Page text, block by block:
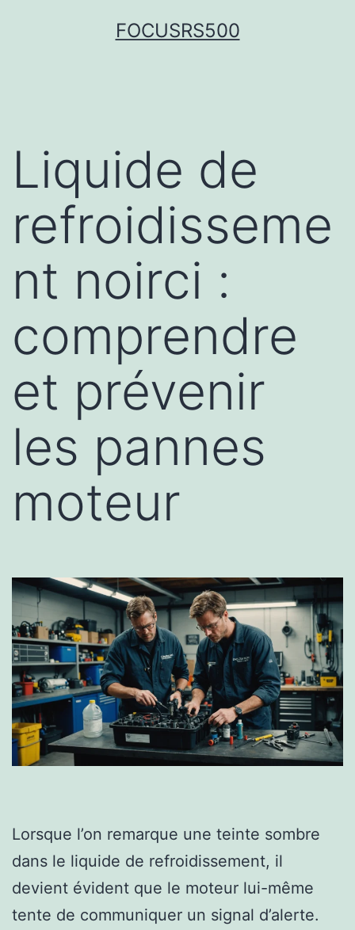
FOCUSRS500
Liquide de
refroidisseme
nt noirci :
comprendre
et prévenir
les pannes
moteur
Lorsque l’on remarque une teinte sombre
dans le liquide de refroidissement, il
devient évident que le moteur lui-même
tente de communiquer un signal d’alerte.